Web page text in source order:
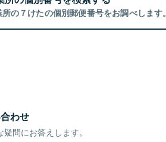
の７けたの個別郵便番号をお調べします。
わせ
問にお答えします。